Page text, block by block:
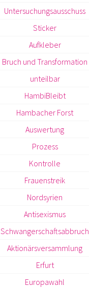
Untersuchungsausschuss
Sticker
Aufkleber
Bruch und Transformation
unteilbar
HambiBleibt
Hambacher Forst
Auswertung
Prozess
Kontrolle
Frauenstreik
Nordsyrien
Antisexismus
Schwangerschaftsabbruch
Aktionärsversammlung
Erfurt
Europawahl